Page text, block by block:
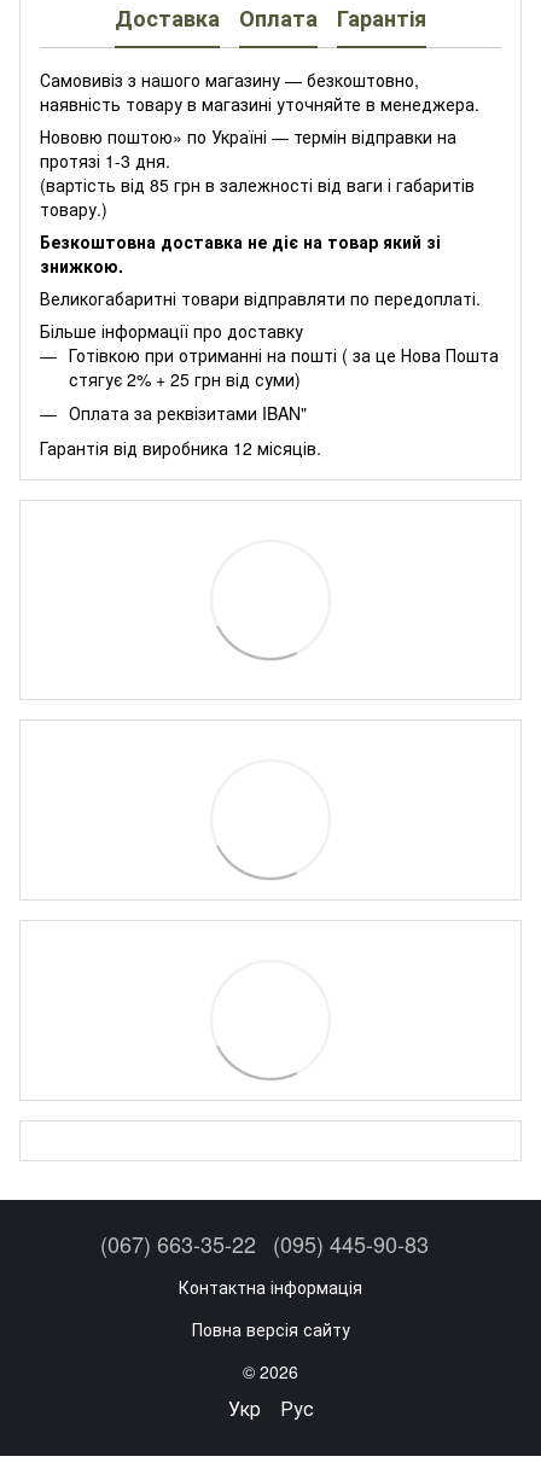
Доставка Оплата Гарантія
Самовивіз з нашого магазину — безкоштовно,
наявність товару в магазині уточняйте в менеджера.
Нововю поштою» по Україні — термін відправки на
протязі 1-3 дня.
(вартість від 85 грн в залежності від ваги і габаритів
товару.)
Безкоштовна доставка не діє на товар який зі
знижкою.
Великогабаритні товари відправляти по передоплаті.
Більше інформації про доставку
Готівкою при отриманні на пошті ( за це Нова Пошта
стягує 2% + 25 грн від суми)
Оплата за реквізитами IBAN"
Гарантія від виробника 12 місяців.
(067) 663-35-22 (095) 445-90-83
Контактна інформація
Повна версія сайту
© 2026
Укр Рус